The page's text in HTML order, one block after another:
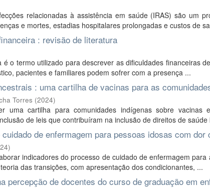
relacionadas à assistência em saúde (IRAS) são um
e mortes, estadias hospitalares prolongadas e custos de
: revisão de literatura
é o termo utilizado para descrever as dificuldades financeiras
pacientes e familiares podem sofrer com a presença ...
: uma cartilha de vacinas para as
Torres (2024)
uma cartilha para comunidades indígenas sobre vacinas
de leis que contribuíram na inclusão de direitos de saúde
de enfermagem para pessoas idosas com
)
indicadores do processo de cuidado de enfermagem
das transições, com apresentação dos condicionantes, ...
percepção de docentes do curso de graduação em